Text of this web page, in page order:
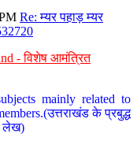
Re: म्यर पहाड़ म्यर
- विशेष आमंत्रित
mainly related to
के प्रबुद्ध
लेख)